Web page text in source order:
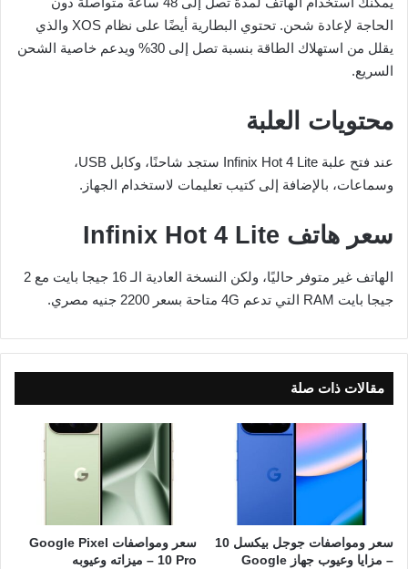
الحاجة لإعادة شحن. تحتوي البطارية أيضًا على نظام XOS والذي
يقلل من استهلاك الطاقة بنسبة تصل إلى 30% ويدعم خاصية الشحن
السريع.
محتويات العلبة
عند فتح علبة Infinix Hot 4 Lite ستجد شاحنًا، وكابل USB،
وسماعات، بالإضافة إلى كتيب تعليمات لاستخدام الجهاز.
سعر هاتف Infinix Hot 4 Lite
الهاتف غير متوفر حاليًا، ولكن النسخة العادية الـ 16 جيجا بايت مع 2
جيجا بايت RAM التي تدعم 4G متاحة بسعر 2200 جنيه مصري.
مقالات ذات صلة
سعر ومواصفات جوجل بيكسل 10
– مزايا وعيوب جهاز Google
سعر ومواصفات Google Pixel
10 Pro – ميزاته وعيوبه